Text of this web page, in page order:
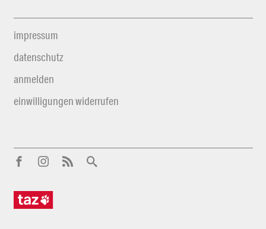
impressum
datenschutz
anmelden
einwilligungen widerrufen